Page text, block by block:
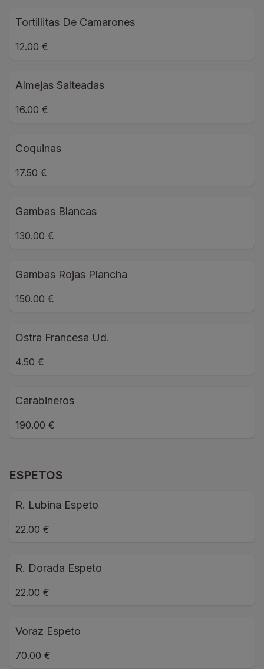
Tortillitas De Camarones
12.00 €
Almejas Salteadas
16.00 €
Coquinas
17.50 €
Gambas Blancas
130.00 €
Gambas Rojas Plancha
150.00 €
Ostra Francesa Ud.
4.50 €
Carabineros
190.00 €
ESPETOS
R. Lubina Espeto
22.00 €
R. Dorada Espeto
22.00 €
Voraz Espeto
70.00 €